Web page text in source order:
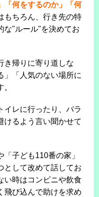
「何をするのか」「何
もちろん、行き先の特
な"ルール"を決めてお
き帰りに寄り道しな
」「人気のない場所に
イレに行ったり、バラ
けるよう言い聞かせて
子ども110番の家」
として改めて話してお
い時はコンビニや飲食
飛び込んで助けを求め